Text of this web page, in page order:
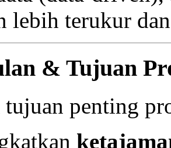
lebih terukur
& Tujuan
tujuan penting